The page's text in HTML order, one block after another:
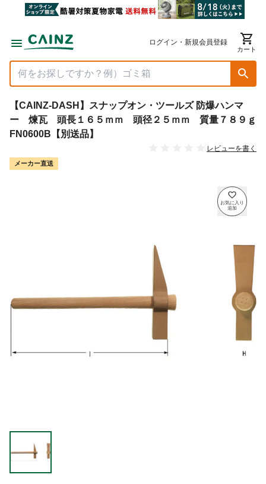
ログイン・新規会員登録
カート
【CAINZ-DASH】スナップオン・ツールズ 防爆ハンマ
ー 煉瓦 頭長１６５ｍｍ 頭径２５ｍｍ 質量７８９ｇ
FN0600B【別送品】
レビューを書く
メーカー直送